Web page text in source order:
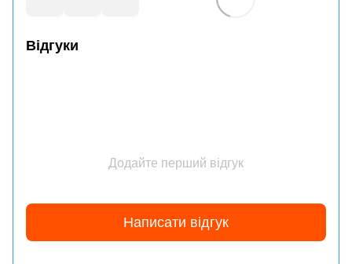
Відгуки
Додайте перший відгук
Написати відгук